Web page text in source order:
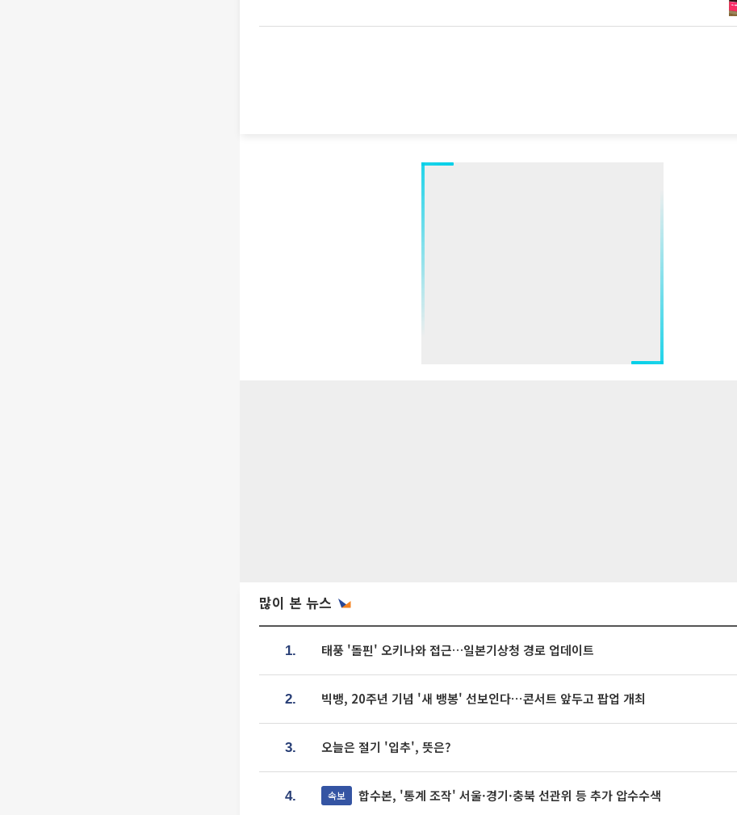
많이 본 뉴스
1. 태풍 '돌핀' 오키나와 접근…일본기상청 경로 업데이트
2. 빅뱅, 20주년 기념 '새 뱅봉' 선보인다⋯콘서트 앞두고 팝업 개최
3. 오늘은 절기 '입추', 뜻은?
4. 속보 합수본, '통계 조작' 서울·경기·충북 선관위 등 추가 압수수색